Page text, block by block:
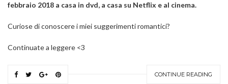
febbraio 2018 a casa in dvd, a casa su Netflix e al cinema.
Curiose di conoscere i miei suggerimenti romantici?
Continuate a leggere <3
CONTINUE READING